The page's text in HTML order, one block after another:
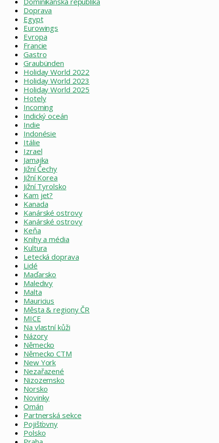
Doprava
Egypt
Eurowings
Evropa
Francie
Gastro
Graubünden
Holiday World 2022
Holiday World 2023
Holiday World 2025
Hotely
Incoming
Indický oceán
Indie
Indonésie
Itálie
Izrael
Jamajka
Jižní Čechy
Jižní Korea
Jižní Tyrolsko
Kam jet?
Kanada
Kanárské ostrovy
Kanárské ostrovy
Keňa
Knihy a média
Kultura
Letecká doprava
Lidé
Maďarsko
Maledivy
Malta
Mauricius
Města & regiony ČR
MICE
Na vlastní kůži
Názory
Německo
Německo CTM
New York
Nezařazené
Nizozemsko
Norsko
Novinky
Omán
Partnerská sekce
Pojišťovny
Polsko